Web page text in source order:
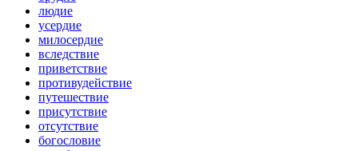
людие
усердие
милосердие
вследствие
приветствие
противудействие
путешествие
присутствие
отсутствие
богословие